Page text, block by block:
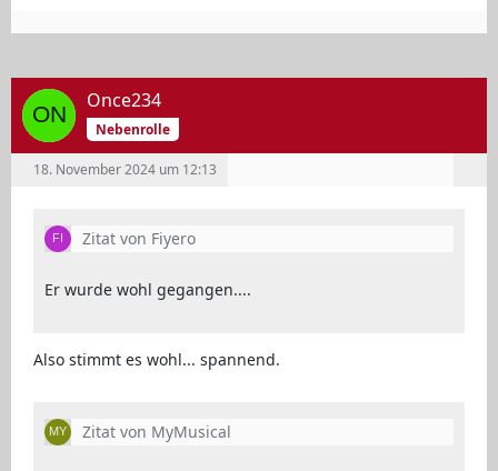
Once234
Nebenrolle
18. November 2024 um 12:13
Zitat von Fiyero
Er wurde wohl gegangen....
Also stimmt es wohl... spannend.
Zitat von MyMusical